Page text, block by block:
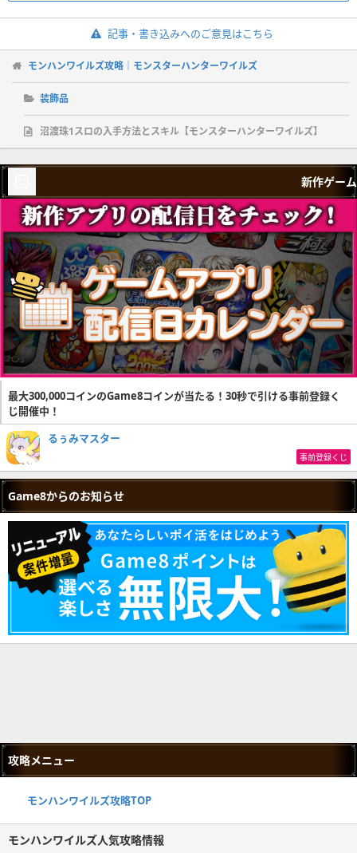
記事・書き込みへのご意見はこちら
モンハンワイルズ攻略｜モンスターハンターワイルズ
装飾品
沼渡珠1スロの入手方法とスキル【モンスターハンターワイルズ】
新作ゲーム
最大300,000コインのGame8コインが当たる！30秒で引ける事前登録く
じ開催中！
るぅみマスター
事前登録くじ
Game8からのお知らせ
攻略メニュー
モンハンワイルズ攻略TOP
モンハンワイルズ人気攻略情報